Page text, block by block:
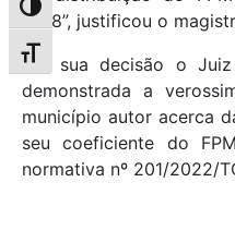
Alternar alto contraste
Alternar tamanho da fonte
2018”, justificou o
Em sua decisão o
demonstrada a
município autor acerca
seu coeficiente do
normativa nº 201/2022/